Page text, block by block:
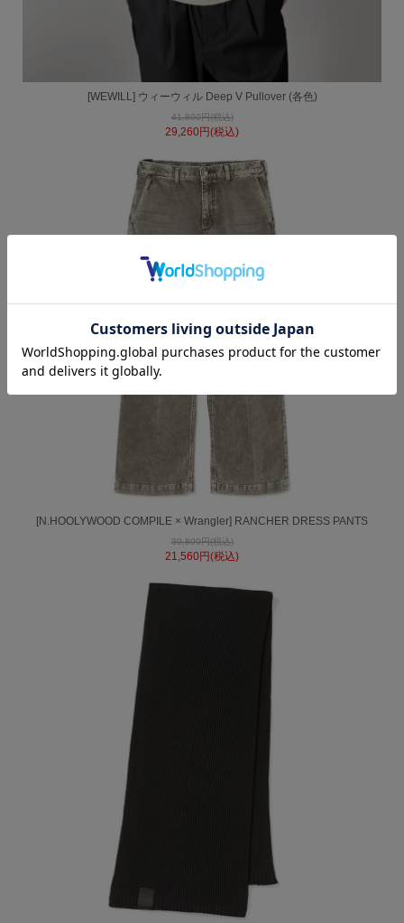
[WEWILL] ウィーウィル Deep V Pullover (各色)
41,800円(税込)
29,260円(税込)
[N.HOOLYWOOD COMPILE × Wrangler] RANCHER DRESS PANTS
30,800円(税込)
21,560円(税込)